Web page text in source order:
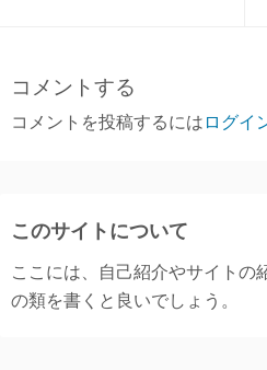
コメントする
コメントを投稿するには ログイ
このサイトについて
ここには、自己紹介やサイトの
の類を書くと良いでしょう。